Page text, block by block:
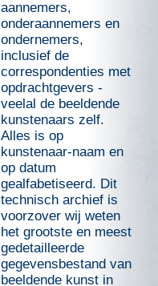
aannemers,
onderaannemers en
ondernemers,
inclusief de
correspondenties met
opdrachtgevers -
veelal de beeldende
kunstenaars zelf.
Alles is op
kunstenaar-naam en
op datum
gealfabetiseerd. Dit
technisch archief is
voorzover wij weten
het grootste en meest
gedetailleerde
gegevensbestand van
beeldende kunst in